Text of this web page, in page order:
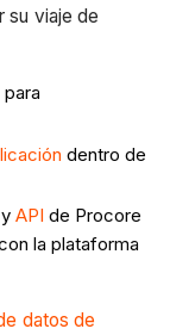
su viaje de
dentro de
yAPI de Procore
la plataforma
datos de